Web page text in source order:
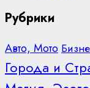
Рубрики
Авто, Мото
Города и